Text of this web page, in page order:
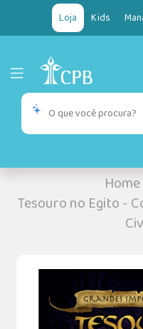
Loja Kids
Home
Tesouro no Egito -